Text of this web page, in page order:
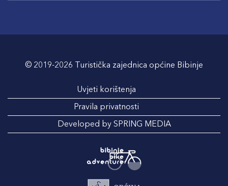
© 2019-2026 Turistička zajednica općine Bibinje
Uvjeti korištenja
Pravila privatnosti
Developed by SPRING MEDIA